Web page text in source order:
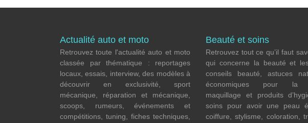
Actualité auto et moto
Retrouvez toute l'actualité auto et moto
classée par thématique : reportages
locaux, essais, interview, des modèles à
découvrir en exclusivité, sport
mécanique, réparation et mécanique,
scoops, rumeurs, événements et
compétitions, tuning, fiches techniques,
Beauté et soins
Retrouvez tout ce qu’il faut
qui concerne la beauté et
conseils beauté, astuces
économiques pour la
maquillage et produits
soins pour avoir une peau
coiffure, stylisme, coloration,